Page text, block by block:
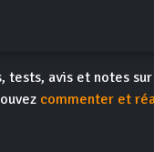
avis et notes
commenter et